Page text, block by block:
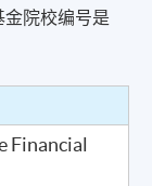
院校编号是
Financial